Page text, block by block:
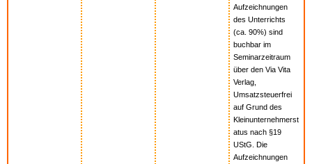
Aufzeichnungen
des Unterrichts
(ca. 90%) sind
buchbar im
Seminarzeitraum
über den Via Vita
Verlag,
Umsatzsteuerfrei
auf Grund des
Kleinunternehmerst
atus nach §19
UStG. Die
Aufzeichnungen